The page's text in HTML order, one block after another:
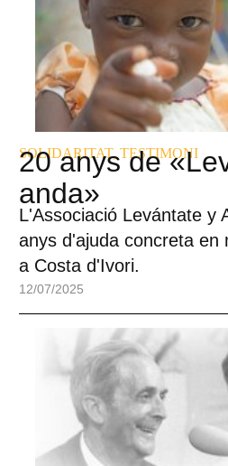
SOLIDARITAT,TESTIMONI
20 anys de
anda»
L'Associació Levántate y
anys d'ajuda concreta en
a Costa d'Ivori.
12/07/2025